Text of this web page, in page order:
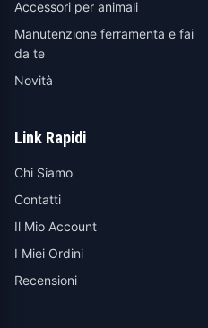
Accessori per animali
Manutenzione ferramenta e fai
da te
Novità
Link Rapidi
Chi Siamo
Contatti
Il Mio Account
I Miei Ordini
Recensioni